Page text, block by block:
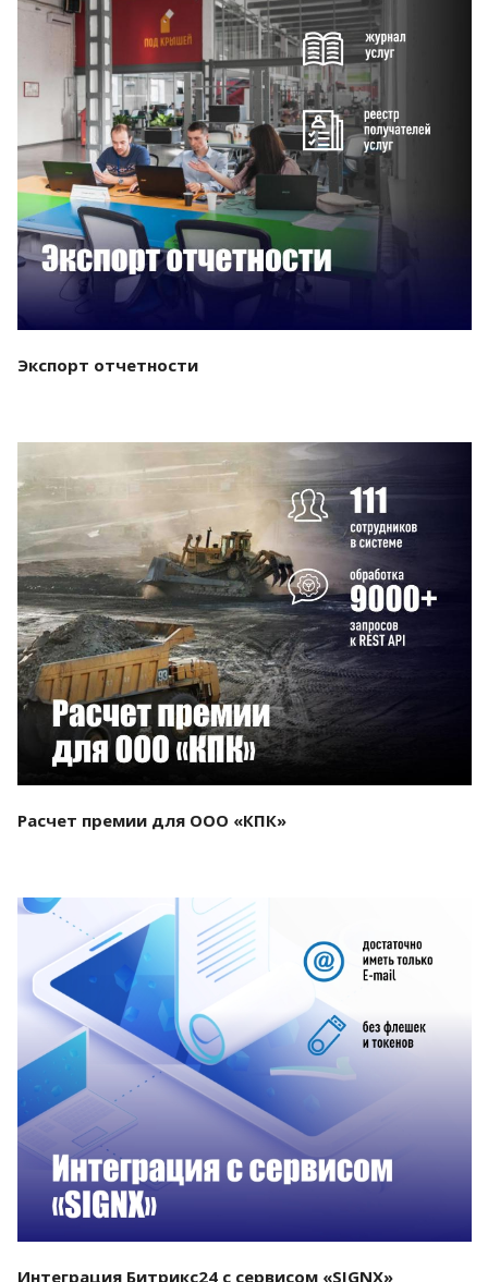
Смотреть проект
Экспорт отчетности
Смотреть проект
Расчет премии для ООО «КПК»
Смотреть проект
Интеграция Битрикс24 с сервисом «SIGNX»